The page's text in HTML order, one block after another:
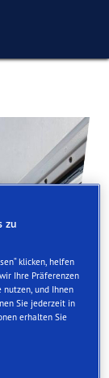
zu
klicken, helfen
Ihre Präferenzen
nutzen, und Ihnen
Sie jederzeit in
erhalten Sie